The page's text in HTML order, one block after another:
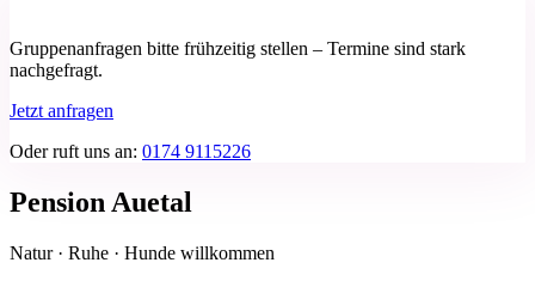
Gruppenanfragen bitte frühzeitig stellen – Termine sind stark
nachgefragt.
Jetzt anfragen
Oder ruft uns an: 0174 9115226
Pension Auetal
Natur · Ruhe · Hunde willkommen